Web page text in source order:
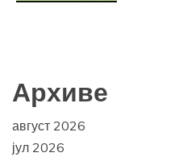
Архиве
август 2026
јул 2026